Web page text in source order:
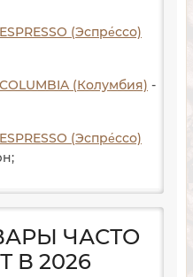
(Эспре́ссо)
(Колумбия) -
(Эспре́ссо)
;
ЧАСТО
В 2026